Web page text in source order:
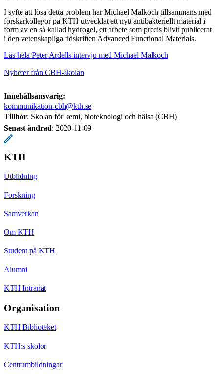
I syfte att lösa detta problem har Michael Malkoch tillsammans med
forskarkollegor på KTH utvecklat ett nytt antibakteriellt material i
form av en så kallad hydrogel, ett arbete som precis blivit publicerat
i den vetenskapliga tidskriften Advanced Functional Materials.
Läs hela Peter Ardells intervju med Michael Malkoch
Nyheter från CBH-skolan
Innehållsansvarig:
kommunikation-cbh@kth.se
Tillhör: Skolan för kemi, bioteknologi och hälsa (CBH)
Senast ändrad: 2020-11-09
KTH
Utbildning
Forskning
Samverkan
Om KTH
Student på KTH
Alumni
KTH Intranät
Organisation
KTH Biblioteket
KTH:s skolor
Centrumbildningar